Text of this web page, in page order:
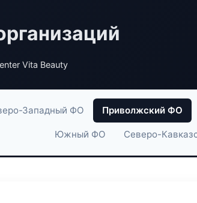
Vita Beauty
Западный ФО Приволжский ФО
Южный ФО Северо-